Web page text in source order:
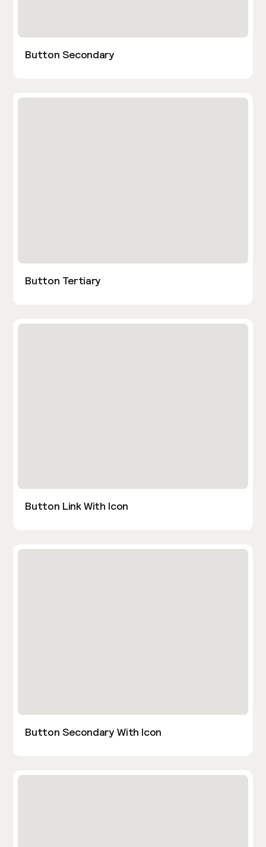
Button Secondary
Button Tertiary
Button Link With Icon
Button Secondary With Icon